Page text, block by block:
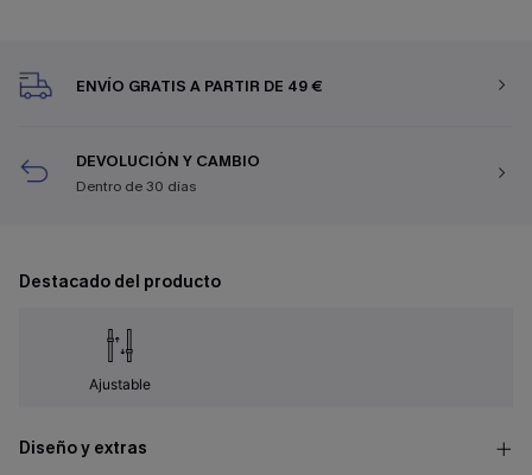
ENVÍO GRATIS A PARTIR DE 49 €
DEVOLUCIÓN Y CAMBIO
Dentro de 30 días
Destacado del producto
Ajustable
Diseño y extras